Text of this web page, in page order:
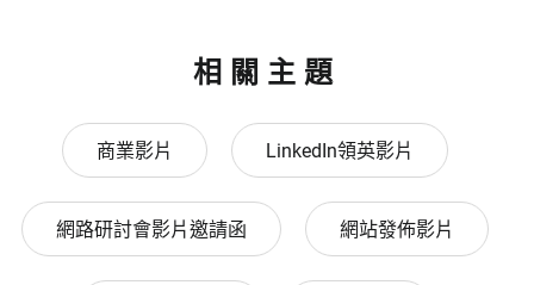
相關主題
商業影片 LinkedIn領英影片
網路研討會影片邀請函 網站發佈影片